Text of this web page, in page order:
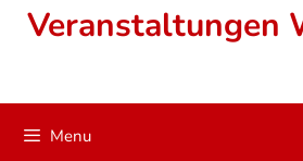
SkipVeranstaltungen
Menu